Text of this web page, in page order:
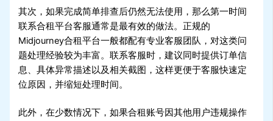
其次，如果完成简单排查后仍然无法使用，那么第一时间
联系合租平台客服通常是最有效的做法。正规的
Midjourney合租平台一般都配有专业客服团队，对这类问
题处理经验较为丰富。联系客服时，建议同时提供订单信
息、具体异常描述以及相关截图，这样更便于客服快速定
位原因，并缩短处理时间。
此外，在少数情况下，如果合租账号因其他用户违规操作